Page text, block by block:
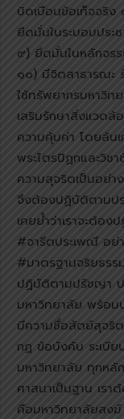
บิดเบือนข้อเท็จจริ
ยึดมั่นในระบอบประ
๙) ยึดมั่นในหลักจร
๑๐) มีจิตสาธารณะ
ใช้ทรัพยากรมหาวิ
เสริมรักษาสิ่งแวดล้
ความคุ้มค่า โดยล้น
พระไตรปิฏกและวิช
ความสุจริตเป็นอย่า
จึงต้องปฏิบัติตามป
เคยย้ำว่าเราจะต้อ
#จารีตประเพณี อย่
#มาตรฐานจริยธร
ปฏิบัติตามปรัชญา
มหาวิทยาลัย พร้อ
มีความซื่อสัตย์สุจริ
กฏ ข้อบังคับ ระเบีย
มหาวิทยาลัย ทุกหลั
ศาสนาเป็นฐาน เรา
คือมหาวิทยาลัยสง